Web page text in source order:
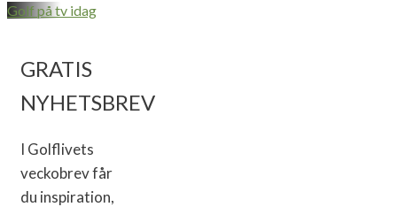
Golf på tv idag
GRATIS
NYHETSBREV
I Golflivets
veckobrev får
du inspiration,